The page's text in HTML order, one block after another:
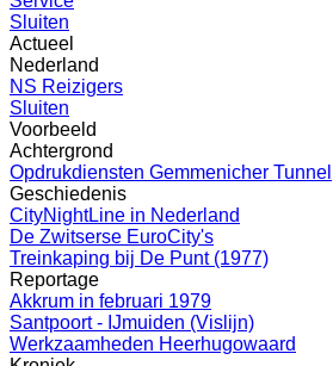
Sluiten
Actueel
Nederland
NS Reizigers
Sluiten
Voorbeeld
Achtergrond
Opdrukdiensten Gemmenicher Tunnel
Geschiedenis
CityNightLine in Nederland
De Zwitserse EuroCity's
Treinkaping bij De Punt (1977)
Reportage
Akkrum in februari 1979
Santpoort - IJmuiden (Vislijn)
Werkzaamheden Heerhugowaard